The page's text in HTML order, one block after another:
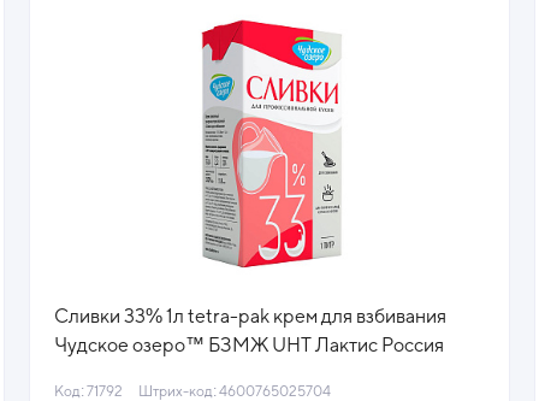
Сливки 33% 1л tetra-pak крем для взбивания
Чудское озеро™ БЗМЖ UHT Лактис Россия
Код: 71792 Штрих-код: 4600765025704